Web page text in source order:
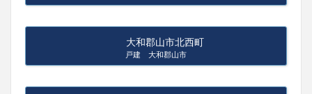
大和郡山市北西町
戸建 大和郡山市